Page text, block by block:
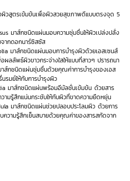
วสูตรเข้มข้นเพื่อผิวสวยสุขภาพดีแบบตรงจุด 5
มาส์กชนิดแผ่นมอบความชุ่มชื่นให้ผิวเปล่งปลั่ง
ากดอกนาร์ซิสซัส
มาส์กชนิดแผ่นมอบการบำรุงผิวด้วยเอสเซนส์
ผลลัพธ์ผิวขาวกระจ่างใสให้แบบที่สาวๆ ปรารถนา
าส์กชนิดแผ่นชุ่มชื่นด้วยคุณค่าการบำรุงของเอส
รมย์ให้กับการบำรุงผิว
มาส์กชนิดแผ่นพร้อมอีมัลชั่นเข้มข้น ด้วยสาร
ามรู้สึกแน่นกระชับให้กับผิวที่ขาดความยืดหยุ่น
มาส์กชนิดแผ่นช่วยปลอบประโลมผิว ด้วยการ
ความรู้สึกเย็นสบายด้วยคุณค่าของสารสกัดจาก